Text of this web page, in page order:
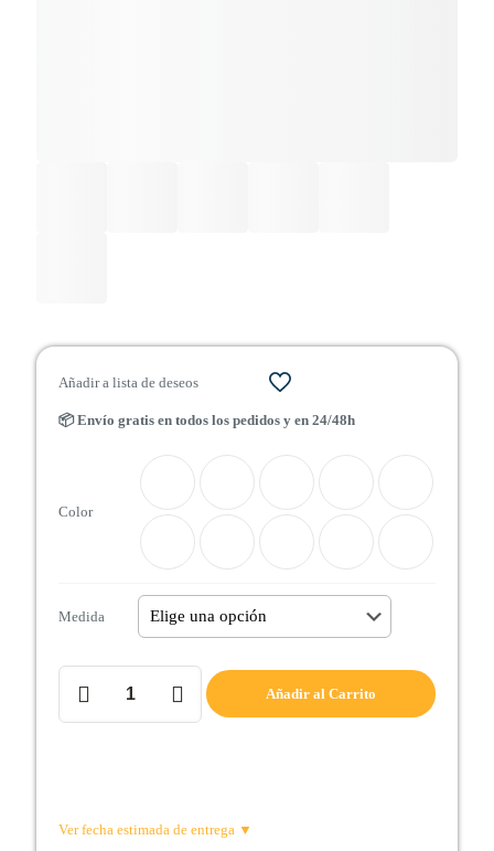
Añadir a lista de deseos
📦 Envío gratis en todos los pedidos y en 24/48h
Color
Medida
Cabecero
Cama
Añadir al Carrito
Ver fecha estimada de entrega ▼